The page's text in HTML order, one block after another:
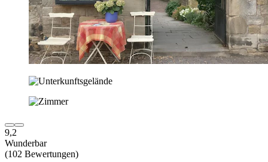
9,2
Wunderbar
(102 Bewertungen)